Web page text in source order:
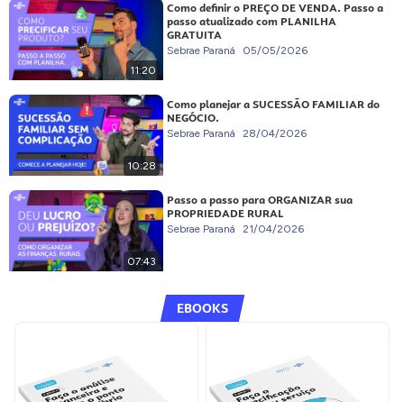
11:20
Como definir o PREÇO DE VENDA. Passo a
passo atualizado com PLANILHA
GRATUITA
Sebrae Paraná 05/05/2026
10:28
Como planejar a SUCESSÃO FAMILIAR do
NEGÓCIO.
Sebrae Paraná 28/04/2026
07:43
Passo a passo para ORGANIZAR sua
PROPRIEDADE RURAL
Sebrae Paraná 21/04/2026
EBOOKS